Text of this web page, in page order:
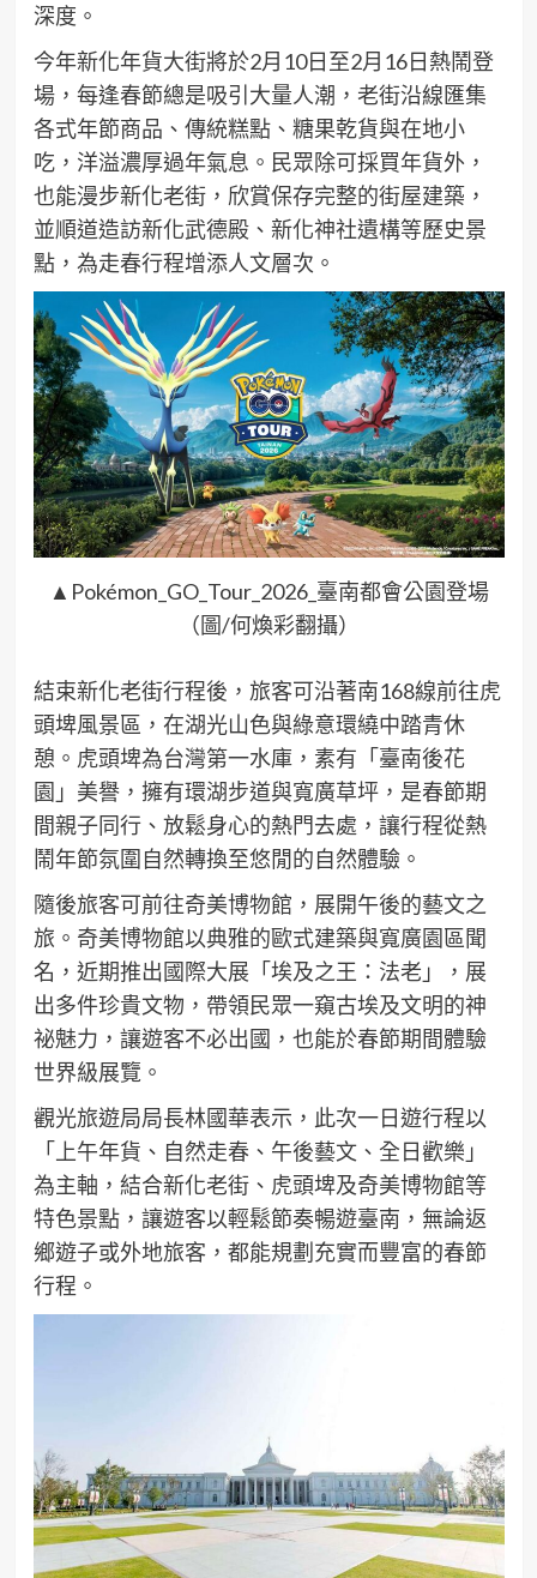
深度。
今年新化年貨大街將於2月10日至2月16日熱鬧登
場，每逢春節總是吸引大量人潮，老街沿線匯集
各式年節商品、傳統糕點、糖果乾貨與在地小
吃，洋溢濃厚過年氣息。民眾除可採買年貨外，
也能漫步新化老街，欣賞保存完整的街屋建築，
並順道造訪新化武德殿、新化神社遺構等歷史景
點，為走春行程增添人文層次。
▲Pokémon_GO_Tour_2026_臺南都會公園登場
（圖/何煥彩翻攝）
結束新化老街行程後，旅客可沿著南168線前往虎
頭埤風景區，在湖光山色與綠意環繞中踏青休
憩。虎頭埤為台灣第一水庫，素有「臺南後花
園」美譽，擁有環湖步道與寬廣草坪，是春節期
間親子同行、放鬆身心的熱門去處，讓行程從熱
鬧年節氛圍自然轉換至悠閒的自然體驗。
隨後旅客可前往奇美博物館，展開午後的藝文之
旅。奇美博物館以典雅的歐式建築與寬廣園區聞
名，近期推出國際大展「埃及之王：法老」，展
出多件珍貴文物，帶領民眾一窺古埃及文明的神
祕魅力，讓遊客不必出國，也能於春節期間體驗
世界級展覽。
觀光旅遊局局長林國華表示，此次一日遊行程以
「上午年貨、自然走春、午後藝文、全日歡樂」
為主軸，結合新化老街、虎頭埤及奇美博物館等
特色景點，讓遊客以輕鬆節奏暢遊臺南，無論返
鄉遊子或外地旅客，都能規劃充實而豐富的春節
行程。